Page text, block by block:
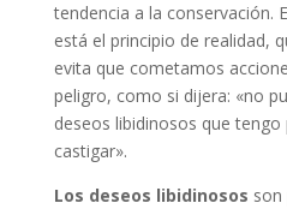
tendencia a la conservación.
está el principio de realidad,
evita que cometamos
peligro, como si dijera: «no
deseos libidinosos que
castigar».
Los deseos libidinosos son